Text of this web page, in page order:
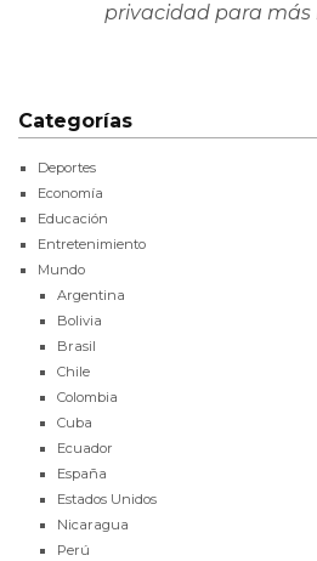
privacidad para más
Categorías
Deportes
Economía
Educación
Entretenimiento
Mundo
Argentina
Bolivia
Brasil
Chile
Colombia
Cuba
Ecuador
España
Estados Unidos
Nicaragua
Perú